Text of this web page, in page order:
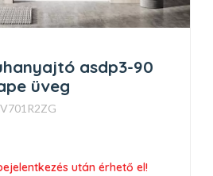
asdp3-90
üveg
után érhető el!